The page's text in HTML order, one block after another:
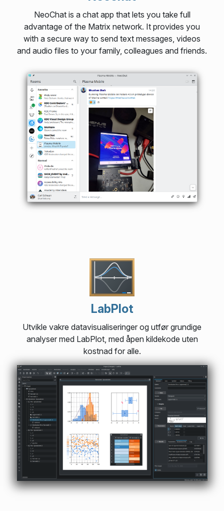
NeoChat is a chat app that lets you take full
advantage of the Matrix network. It provides you
with a secure way to send text messages, videos
and audio files to your family, colleagues and friends.
LabPlot
Utvikle vakre datavisualiseringer og utfør grundige
analyser med LabPlot, med åpen kildekode uten
kostnad for alle.